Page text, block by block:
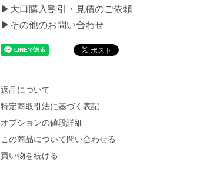
▶大口購入割引・見積のご依頼
▶その他のお問い合わせ
返品について
特定商取引法に基づく表記
オプションの値段詳細
この商品について問い合わせる
買い物を続ける